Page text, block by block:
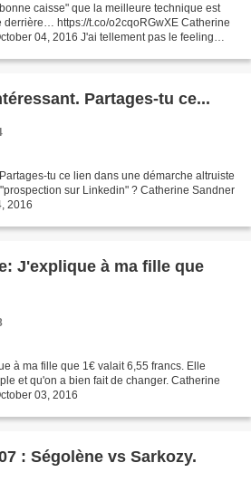
caisse" que la meilleure technique est
derrière… https://t.co/o2cqoRGwXE Catherine
04, 2016 J'ai tellement pas le feeling
Partages-tu ce...
tu ce lien dans une démarche altruiste
sur Linkedin" ? Catherine Sandner
2016
J'explique à ma fille que
à ma fille que 1€ valait 6,55 francs. Elle
et qu'on a bien fait de changer. Catherine
03, 2016
: Ségolène vs Sarkozy.